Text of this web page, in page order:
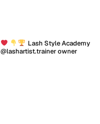
Lash Style Academy
@lashartist.trainer owner